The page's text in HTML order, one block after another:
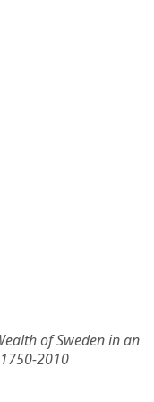
of Sweden in an
2010